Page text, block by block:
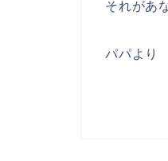
それがあ
パパより